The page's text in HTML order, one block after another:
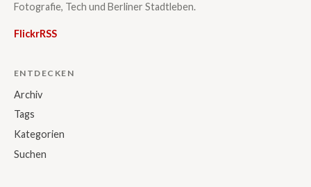
Fotografie, Tech und Berliner Stadtleben.
FlickrRSS
ENTDECKEN
Archiv
Tags
Kategorien
Suchen